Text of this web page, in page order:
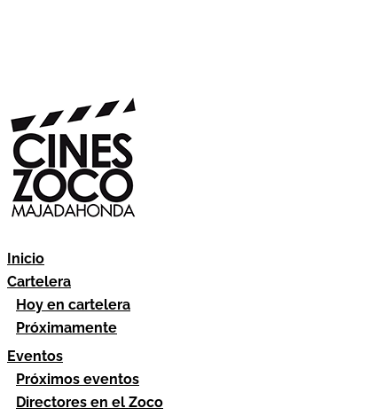
Inicio
Cartelera
Hoy en cartelera
Próximamente
Eventos
Próximos eventos
Directores en el Zoco